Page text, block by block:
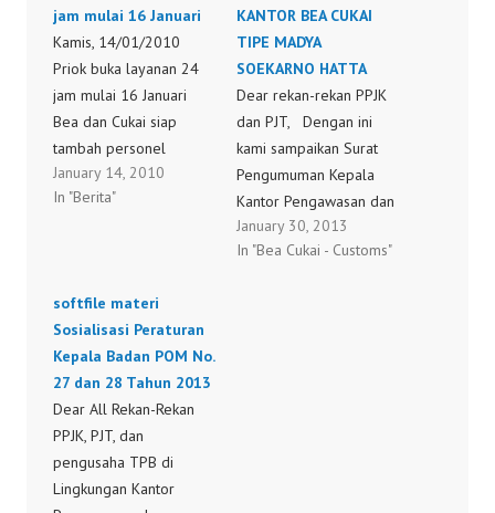
jam mulai 16 Januari
Kamis, 14/01/2010
Priok buka layanan 24
jam mulai 16 Januari
Bea dan Cukai siap
tambah personel
JAKARTA: Ditjen Bea dan
Cukai Pelabuhan
selama 24 jam setiap
hari mulai 16 Januari
2010, guna
memperlancar arus
barang melalui
pelabuhan tersibuk di
Indonesia itu. Kepala
Kantor Pelayanan…
January 14, 2010
In "Berita"
KANTOR BEA CUKAI
TIPE MADYA
SOEKARNO HATTA
Dear rekan-rekan PPJK
dan PJT, Dengan ini
kami sampaikan Surat
Pengumuman Kepala
Kantor Pengawasan dan
Pelayanan Bea dan
Cukai Tipe Madya
January 30, 2013
In "Bea Cukai - Customs"
softfile materi
Sosialisasi Peraturan
Kepala Badan POM No.
27 dan 28 Tahun 2013
Dear All Rekan-Rekan
PPJK, PJT, dan
pengusaha TPB di
Lingkungan Kantor